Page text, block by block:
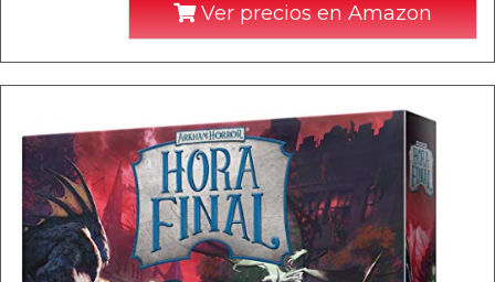
Ver precios en Amazon